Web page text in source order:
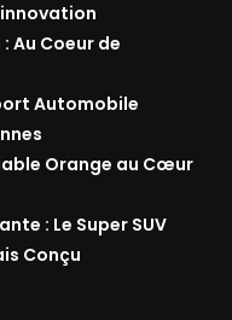
Au Coeur de
Automobile
Orange au Cœur
: Le Super SUV
Conçu